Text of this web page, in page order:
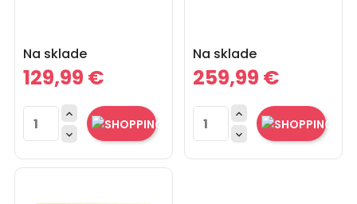
Na sklade
Cena
129,99 €


Na sklade
Cena
259,99 €

